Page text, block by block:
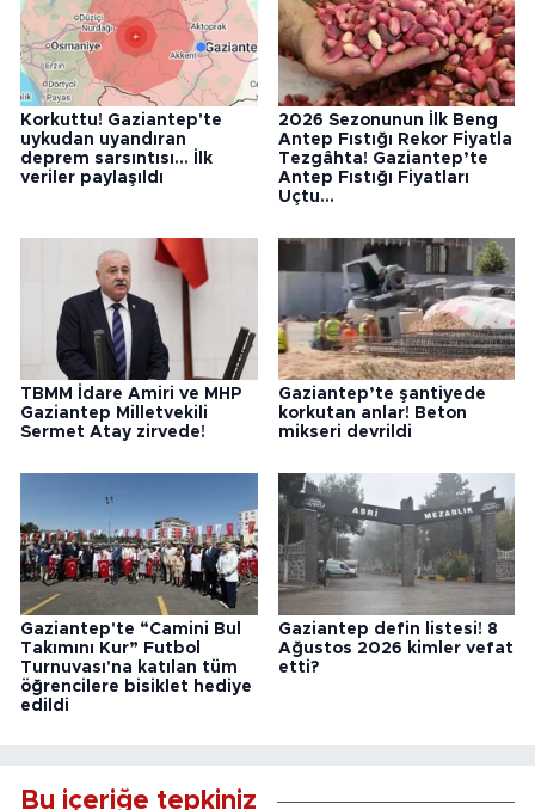
Korkuttu! Gaziantep'te
uykudan uyandıran
deprem sarsıntısı... İlk
veriler paylaşıldı
2026 Sezonunun İlk Beng
Antep Fıstığı Rekor Fiyatla
Tezgâhta! Gaziantep’te
Antep Fıstığı Fiyatları
Uçtu...
TBMM İdare Amiri ve MHP
Gaziantep Milletvekili
Sermet Atay zirvede!
Gaziantep’te şantiyede
korkutan anlar! Beton
mikseri devrildi
Gaziantep'te “Camini Bul
Takımını Kur” Futbol
Turnuvası'na katılan tüm
öğrencilere bisiklet hediye
edildi
Gaziantep defin listesi! 8
Ağustos 2026 kimler vefat
etti?
Bu içeriğe tepkiniz